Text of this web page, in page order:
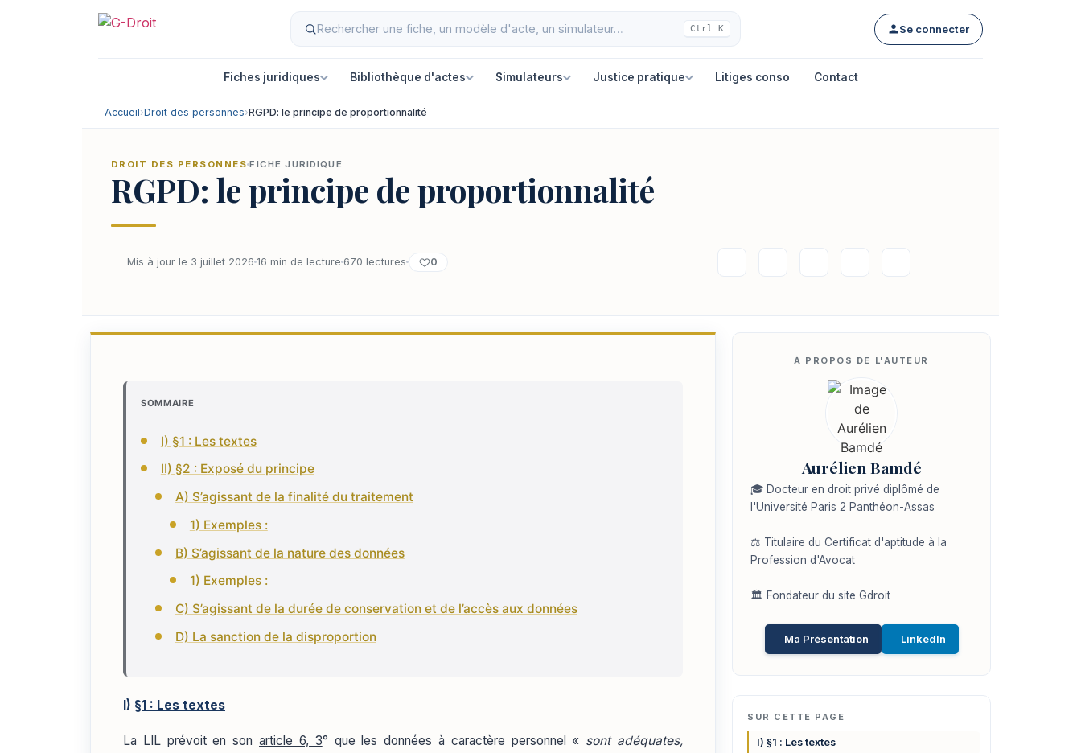
Ctrl K Se connecter
Fiches juridiques Bibliothèque d'actes Simulateurs Justice pratique Litiges conso Contact
Accueil›Droit des personnes›RGPD: le principe de proportionnalité
DROIT DES PERSONNES FICHE JURIDIQUE
RGPD: le principe de proportionnalité
Mis à jour le 3 juillet 2026 16 min de lecture 670 lectures 0
SOMMAIRE
I) §1 : Les textes
II) §2 : Exposé du principe
A) S’agissant de la finalité du traitement
1) Exemples :
B) S’agissant de la nature des données
1) Exemples :
C) S’agissant de la durée de conservation et de l’accès aux données
D) La sanction de la disproportion
I) §1 : Les textes
La LIL prévoit en sonarticle 6, 3° que les données à caractère personnel « sont adéquates,
Aurélien Bamdé
🎓 Docteur en droit privé diplômé de
l'Université Paris 2 Panthéon-Assas
⚖️ Titulaire du Certificat d'aptitude à la
Profession d'Avocat
🏛️ Fondateur du site Gdroit
Ma Présentation LinkedIn
SUR CETTE PAGE
I) §1 : Les textes